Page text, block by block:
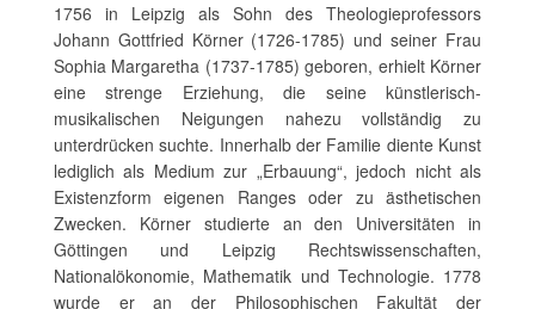
1756 in Leipzig als Sohn des Theologieprofessors
Johann Gottfried Körner (1726-1785) und seiner Frau
Sophia Margaretha (1737-1785) geboren, erhielt Körner
eine strenge Erziehung, die seine künstlerisch-
musikalischen Neigungen nahezu vollständig zu
unterdrücken suchte. Innerhalb der Familie diente Kunst
lediglich als Medium zur „Erbauung“, jedoch nicht als
Existenzform eigenen Ranges oder zu ästhetischen
Zwecken. Körner studierte an den Universitäten in
Göttingen und Leipzig Rechtswissenschaften,
Nationalökonomie, Mathematik und Technologie. 1778
wurde er an der Philosophischen Fakultät der